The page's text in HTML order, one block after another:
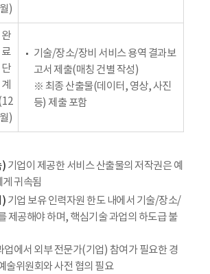
월)
완
료
단
계
월)
기술/장소/장비 서비스 용역 결과보
고서 제출(매칭 건별 작성)
※ 최종 산출물(데이터, 영상, 사진
등) 제출 포함
) 기업이 제공한 서비스 산출물의 저작권은 예
귀속됨
) 기업 보유 인력자원 한도 내에서 기술/장소/
제공해야 하며, 핵심기술 과업의 하도급 불
에서 외부 전문가(기업) 참여가 필요한 경
술위원회와 사전 협의 필요